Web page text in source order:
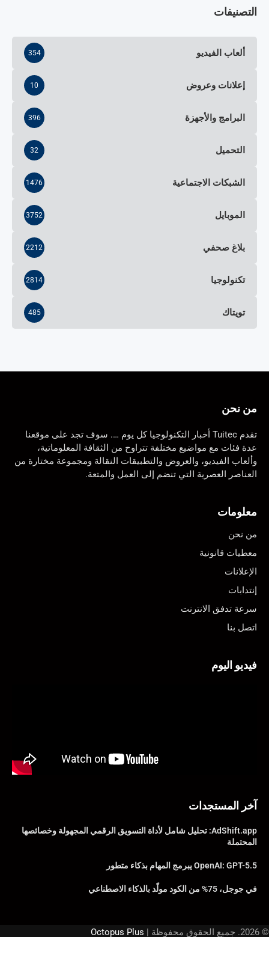
التصنيفات
ألعاب الفيديو 354
إعلانات وعروض 10
البرامج والأجهزة 396
التحميل 32
الشبكات الاجتماعية 1476
الموبايل 3752
بلاغ صحفي 2212
تكنولوجيا 2814
تويتاك 485
من نحن
تقدم Tuitec أخبار التكنولوجيا كل يوم …. سوف تجد على موقعنا
عدة فئات مع مواضيع مختلفة تتراوح من الثقافة المعلوماتية،
وألعاب الفيديو، والعروض والتطبيقات النقالة ومجموعة مختارة من
العناصر العصرية التي تنضم إلى العمل والمتعة.
معلومات
من نحن
معطيات قانونية
الإعلانات
إنتدابات
سرعة تدفق الانترنت
اتصل بنا
فيديو اليوم
آخر المستجدات
AdShift.app: تحليل شامل لأداة التسويق الرقمي المجهولة وخصائصها
المحتملة
OpenAI: GPT-5.5 يبرمج المهام بذكاء متطور
في جوجل، 75% من الكود مولّد بالذكاء الاصطناعي
© 2026. جميع الحقوق محفوظة | Octopus Plus